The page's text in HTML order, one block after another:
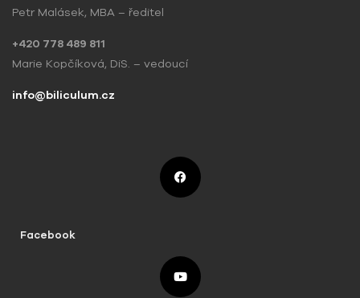
Petr Malásek, MBA – ředitel
+420 778 489 811
Marie Kopčíková, DiS. – vedoucí
info@biliculum.cz
Facebook